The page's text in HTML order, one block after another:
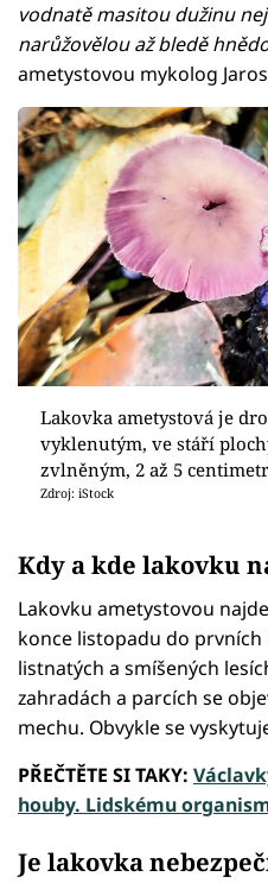
vodnatě masitou dužinu
narůžovělou až bledě
ametystovou mykolog
Lakovka ametystová je
vyklenutým, ve stáří
zvlněným, 2 až 5
Zdroj: iStock
Kdy a kde lakovku
Lakovku ametystovou
konce listopadu do prvních
listnatých a smíšených
zahradách a parcích se
mechu. Obvykle se
PŘEČTĚTE SI TAKY:
houby. Lidskému
Je lakovka